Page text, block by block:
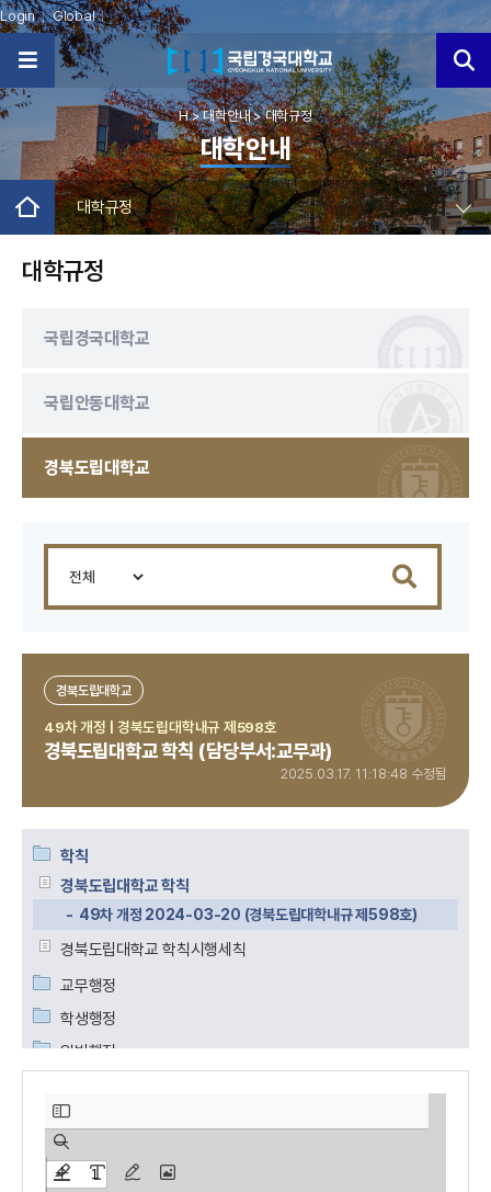
Login Global
H> 대학안내> 대학규정
대학안내
대학규정
대학규정
국립경국대학교
국립안동대학교
경북도립대학교
경북도립대학교
49차 개정 | 경북도립대학내규 제598호
경북도립대학교 학칙 (담당부서:교무과)
2025.03.17. 11:18:48 수정됨
학칙
경북도립대학교 학칙
49차 개정 2024-03-20 (경북도립대학내규 제598호)
경북도립대학교 학칙시행세칙
교무행정
학생행정
일반행정
위원회
산학협력단
조례규칙